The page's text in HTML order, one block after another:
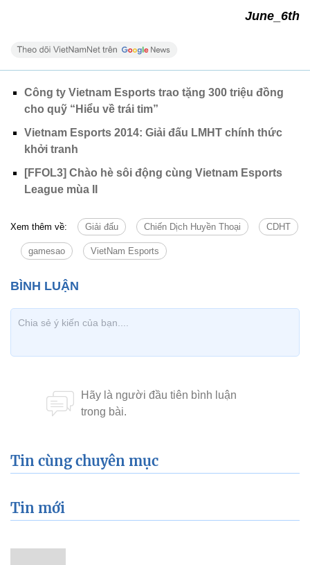
June_6th
Công ty Vietnam Esports trao tặng 300 triệu đồng
cho quỹ “Hiểu về trái tim”
Vietnam Esports 2014: Giải đấu LMHT chính thức
khởi tranh
[FFOL3] Chào hè sôi động cùng Vietnam Esports
League mùa II
Xem thêm về: Giải đấu Chiến Dịch Huyền Thoại CDHT
gamesao VietNam Esports
Tin cùng chuyên mục
Tin mới